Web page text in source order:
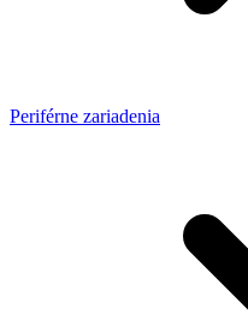
Periférne zariadenia